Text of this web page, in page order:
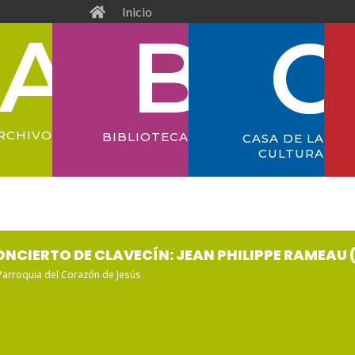
Inicio
BIBLIOTECA
CASA DE LA
CULTURA
DE CLAVECÍN: JEAN PHILIPPE
del Corazón de Jesús